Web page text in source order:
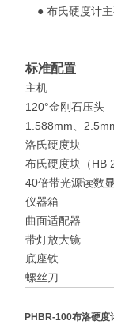
● 布氏硬度计主
标准配置
主机
120°金刚石压头
1.588mm、
洛氏硬度块
布氏硬度块（HB
40倍带光源读数
仪器箱
曲面适配器
带灯放大镜
底座铁
螺丝刀
PHBR-100布洛硬度